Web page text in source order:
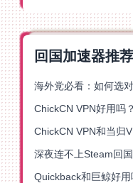
回国加速器推荐
深夜连不上Steam回